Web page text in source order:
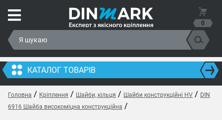
0
КАТАЛОГ ТОВАРІВ
Головна / Кріплення / Шайби, кільця / Шайби конструкційні HV / DIN
6916 Шайба високоміцна конструкційна /